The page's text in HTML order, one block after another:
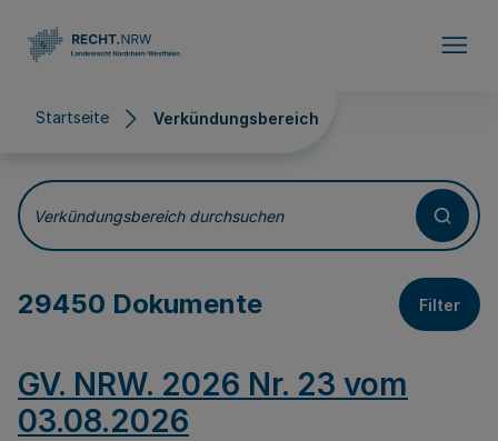
Startseite Verkündungsbereich
Verkündungsbereich
Verkündungsbereich durchsuchen
29450 Dokumente Filter
GV. NRW. 2026 Nr. 23 vom
03.08.2026